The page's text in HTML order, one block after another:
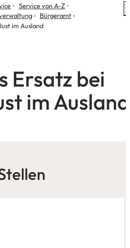
Service von A-Z
Bürgeramt
im Ausland
Ersatz bei
im Ausland